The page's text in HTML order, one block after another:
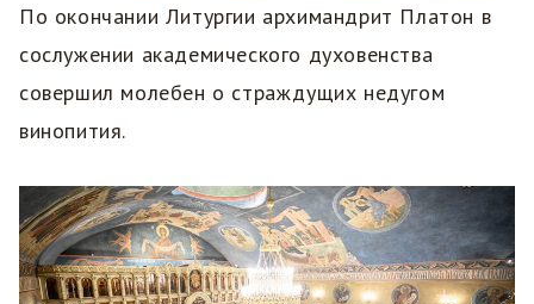
По окончании Литургии архимандрит Платон в
сослужении академического духовенства
совершил молебен о страждущих недугом
винопития.